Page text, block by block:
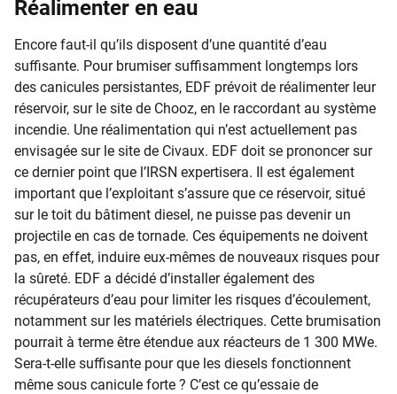
Réalimenter en eau
Encore faut-il qu’ils disposent d’une quantité d’eau
suffisante. Pour brumiser suffisamment longtemps lors
des canicules persistantes, EDF prévoit de réalimenter leur
réservoir, sur le site de Chooz, en le raccordant au système
incendie. Une réalimentation qui n’est actuellement pas
envisagée sur le site de Civaux. EDF doit se prononcer sur
ce dernier point que l’IRSN expertisera. Il est également
important que l’exploitant s’assure que ce réservoir, situé
sur le toit du bâtiment diesel, ne puisse pas devenir un
projectile en cas de tornade. Ces équipements ne doivent
pas, en effet, induire eux-mêmes de nouveaux risques pour
la sûreté. EDF a décidé d’installer également des
récupérateurs d’eau pour limiter les risques d’écoulement,
notamment sur les matériels électriques. Cette brumisation
pourrait à terme être étendue aux réacteurs de 1 300 MWe.
Sera-t-elle suffisante pour que les diesels fonctionnent
même sous canicule forte ? C’est ce qu’essaie de